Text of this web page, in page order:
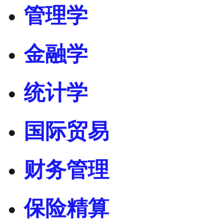
管理学
金融学
统计学
国际贸易
财务管理
保险精算